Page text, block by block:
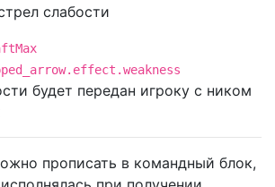
слабости
будет передан игроку с ником
прописать в командный блок,